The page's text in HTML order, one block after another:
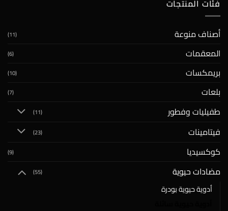
فئات المنتجات
أصناف منوعة (11)
المعقمات (6)
بريمكسات (10)
بلعات (7)
طفيليات وفطور (11)
فيتامينات (23)
كوكسيديا (9)
مضادات حيوية (55)
أدوية حيوية بودرة